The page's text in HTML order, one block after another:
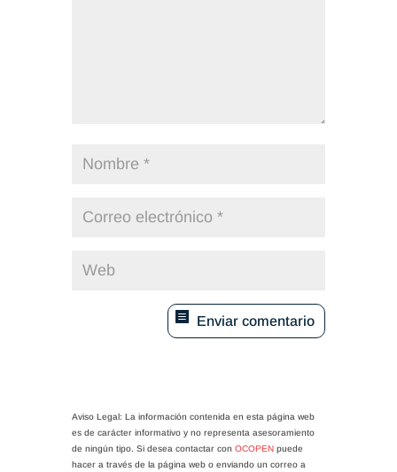
Enviar comentario
Aviso Legal: La información contenida en esta página web
es de carácter informativo y no representa asesoramiento
de ningún tipo. Si desea contactar con OCOPENpuede
hacer a través de la página web o enviando un correo a